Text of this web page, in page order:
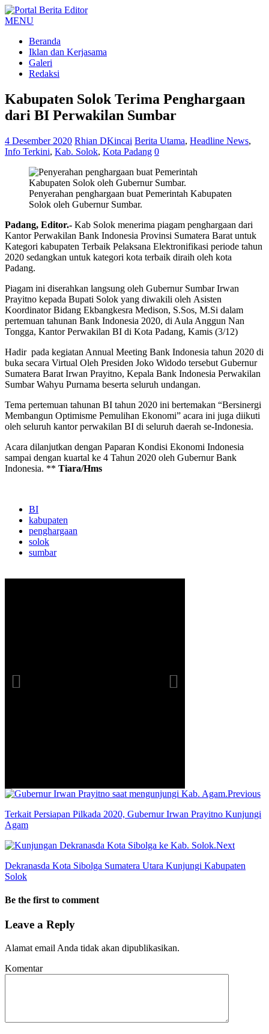
MENU
Beranda
Iklan dan Kerjasama
Galeri
Redaksi
Kabupaten Solok Terima Penghargaan
dari BI Perwakilan Sumbar
4 Desember 2020 Rhian DKincai Berita Utama, Headline News,
Info Terkini, Kab. Solok, Kota Padang 0
Penyerahan penghargaan buat Pemerintah Kabupaten
Solok oleh Gubernur Sumbar.
Padang, Editor.- Kab Solok menerima piagam penghargaan dari
Kantor Perwakilan Bank Indonesia Provinsi Sumatera Barat untuk
Kategori kabupaten Terbaik Pelaksana Elektronifikasi periode tahun
2020 sedangkan untuk kategori kota terbaik diraih oleh kota
Padang.
Piagam ini diserahkan langsung oleh Gubernur Sumbar Irwan
Prayitno kepada Bupati Solok yang diwakili oleh Asisten
Koordinator Bidang Ekbangkesra Medison, S.Sos, M.Si dalam
pertemuan tahunan Bank Indonesia 2020, di Aula Anggun Nan
Tongga, Kantor Perwakilan BI di Kota Padang, Kamis (3/12)
Hadir pada kegiatan Annual Meeting Bank Indonesia tahun 2020 di
buka secara Virtual Oleh Presiden Joko Widodo tersebut Gubernur
Sumatera Barat Irwan Prayitno, Kepala Bank Indonesia Perwakilan
Sumbar Wahyu Purnama beserta seluruh undangan.
Tema pertemuan tahunan BI tahun 2020 ini bertemakan “Bersinergi
Membangun Optimisme Pemulihan Ekonomi” acara ini juga diikuti
oleh seluruh kantor perwakilan BI di seluruh daerah se-Indonesia.
Acara dilanjutkan dengan Paparan Kondisi Ekonomi Indonesia
sampai dengan kuartal ke 4 Tahun 2020 oleh Gubernur Bank
Indonesia. ** Tiara/Hms
BI
kabupaten
penghargaan
solok
sumbar
Previous
Terkait Persiapan Pilkada 2020, Gubernur Irwan Prayitno Kunjungi
Agam
Next
Dekranasda Kota Sibolga Sumatera Utara Kunjungi Kabupaten
Solok
Be the first to comment
Leave a Reply
Alamat email Anda tidak akan dipublikasikan.
Komentar